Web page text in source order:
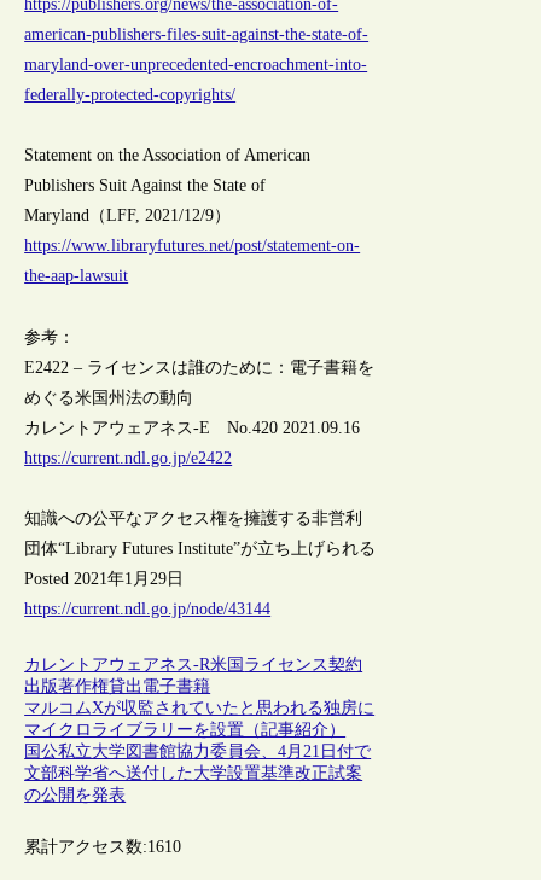
https://publishers.org/news/the-association-of-
american-publishers-files-suit-against-the-state-of-
maryland-over-unprecedented-encroachment-into-
federally-protected-copyrights/
Statement on the Association of American
Publishers Suit Against the State of
Maryland（LFF, 2021/12/9）
https://www.libraryfutures.net/post/statement-on-
the-aap-lawsuit
参考：
E2422 – ライセンスは誰のために：電子書籍を
めぐる米国州法の動向
カレントアウェアネス-E No.420 2021.09.16
https://current.ndl.go.jp/e2422
知識への公平なアクセス権を擁護する非営利
団体“Library Futures Institute”が立ち上げられる
Posted 2021年1月29日
https://current.ndl.go.jp/node/43144
カレントアウェアネス-R米国 ライセンス契約
出版著作権貸出 電子書籍
マルコムXが収監されていたと思われる独房に
マイクロライブラリーを設置（記事紹介）
国公私立大学図書館協力委員会、4月21日付で
文部科学省へ送付した大学設置基準改正試案
の公開を発表
累計アクセス数:1610